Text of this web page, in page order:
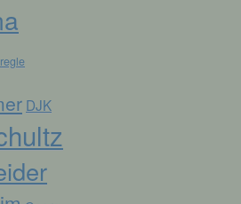
DJK